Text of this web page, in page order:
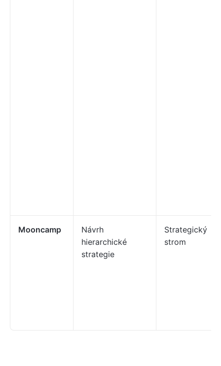
Mooncamp
Návrh
hierarchické
strategie
Strategický
strom